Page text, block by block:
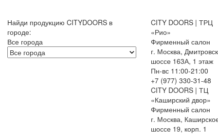
Найди продукцию CITYDOORS в
городе:
Все города
CITY DOORS | ТРЦ
«Рио»
Фирменный салон
г. Москва,
шоссе 163А, 1 этаж
Пн-вс 11:00-21:00
+7 (977) 330-31-48
CITY DOORS | ТЦ
«Каширский двор»
Фирменный салон
г. Москва,
шоссе 19, корп. 1